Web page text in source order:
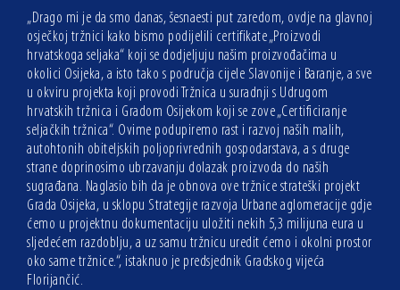
„Drago mi je da smo danas, šesnaesti put zaredom, ovdje na glavnoj
osječkoj tržnici kako bismo podijelili certifikate „Proizvodi
hrvatskoga seljaka“ koji se dodjeljuju našim proizvođačima u
okolici Osijeka, a isto tako s područja cijele Slavonije i Baranje, a sve
u okviru projekta koji provodi Tržnica u suradnji s Udrugom
hrvatskih tržnica i Gradom Osijekom koji se zove „Certificiranje
seljačkih tržnica“. Ovime podupiremo rast i razvoj naših malih,
autohtonih obiteljskih poljoprivrednih gospodarstava, a s druge
strane doprinosimo ubrzavanju dolazak proizvoda do naših
sugrađana. Naglasio bih da je obnova ove tržnice strateški projekt
Grada Osijeka, u sklopu Strategije razvoja Urbane aglomeracije gdje
ćemo u projektnu dokumentaciju uložiti nekih 5,3 milijuna eura u
sljedećem razdoblju, a uz samu tržnicu uredit ćemo i okolni prostor
oko same tržnice.“, istaknuo je predsjednik Gradskog vijeća
Florijančić.